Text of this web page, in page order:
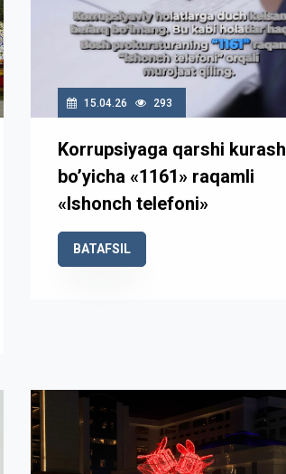
15.04.26 293
Korrupsiyaga qarshi kurash
bo’yicha «1161» raqamli
«Ishonch telefoni»
BATAFSIL